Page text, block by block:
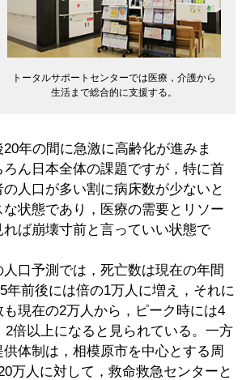
トータルサポートセンターでは医療，介護から
生活まで総合的に支援する。
年の間に急激に高齢化が進みま
ん日本全体の課題ですが，特に首
人口が多い割に病床数が少ないと
状態であり，医療の需要とリソー
れば崩壊寸前と言っていい状態で
口予測では，死亡数は現在の年間
年前後には倍の1万人に増え，それに
現在の2万人から，ピーク時には4
2倍以上になると見られている。一方
体制は，相模原市を中心とする周
万人に対して，救命救急センターと